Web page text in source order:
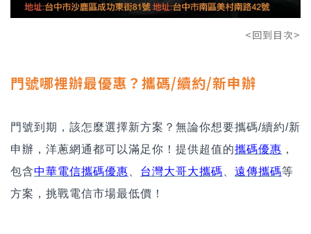
<回到目次>
門號哪裡辦最優惠？攜碼/續約/新申辦
門號到期，該怎麼選擇新方案？無論你想要攜碼/續約/新
申辦，洋蔥網通都可以滿足你！提供超值的攜碼優惠 ，
包含中華電信攜碼優惠 台灣大哥大攜碼 遠傳攜碼等
方案，挑戰電信市場最低價！